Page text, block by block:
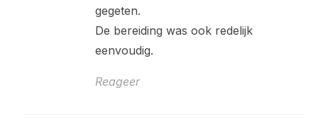
gegeten.
De bereiding was ook redelijk
eenvoudig.
Reageer